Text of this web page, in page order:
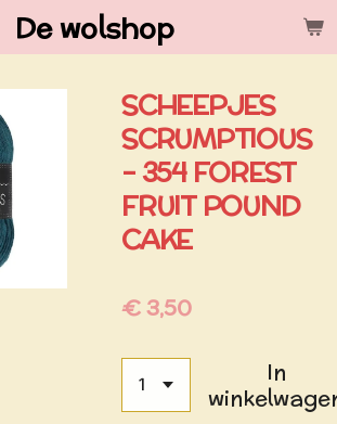
De wolshop
SCHEEPJES
SCRUMPTIOUS
- 354 FOREST
FRUIT POUND
CAKE
€ 3,50
In